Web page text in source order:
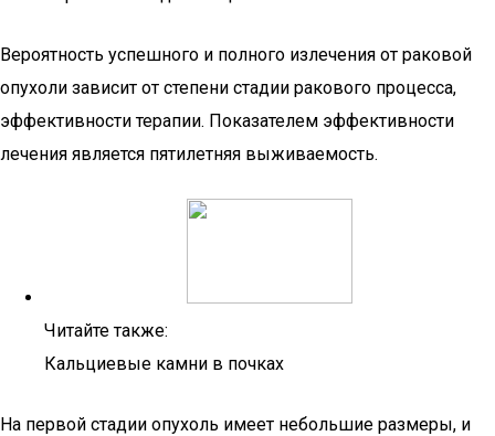
Вероятность успешного и полного излечения от раковой
опухоли зависит от степени стадии ракового процесса,
эффективности терапии. Показателем эффективности
лечения является пятилетняя выживаемость.
Читайте также:
Кальциевые камни в почках
На первой стадии опухоль имеет небольшие размеры, и